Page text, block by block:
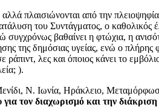
πλαισιώνονται από την
του Συντάγματος, ο
συγχρόνως βαθαίνει η φτώχια, η
της δημόσιας υγείας, ενώ ο
λες και όποιος κάνει το
).
Ν. Ιωνία, Ηράκλειο,
τον διαχωρισμό και την